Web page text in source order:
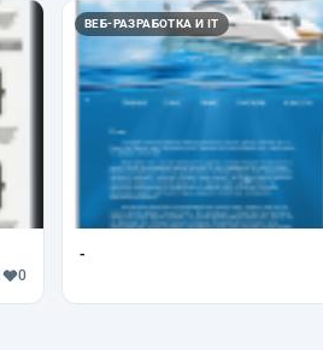
0
ВЕБ-РАЗРАБОТКА И IT
-